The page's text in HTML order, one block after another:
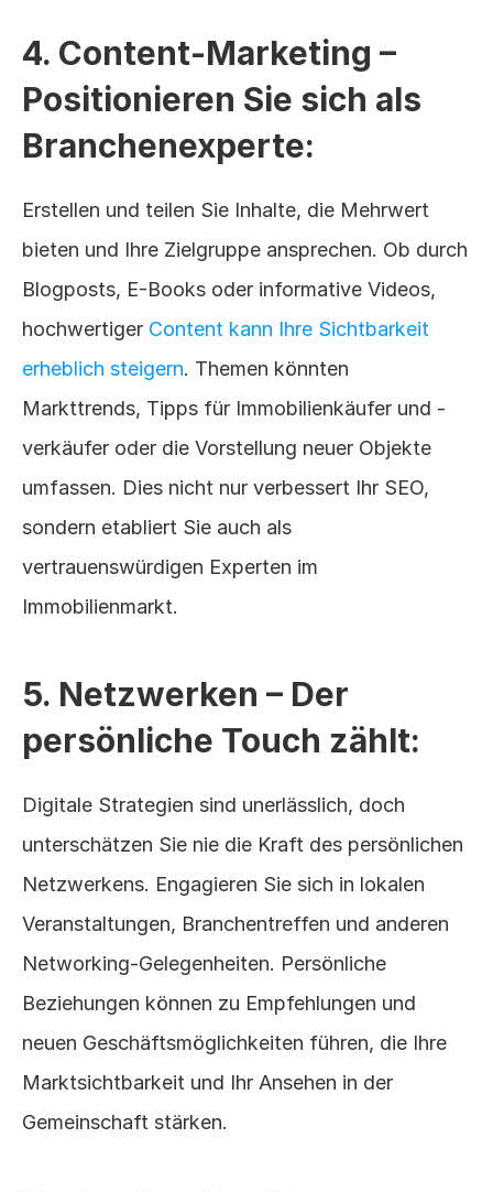
4. Content-Marketing –
Positionieren Sie sich als
Branchenexperte:
Erstellen und teilen Sie Inhalte, die Mehrwert
bieten und Ihre Zielgruppe ansprechen. Ob durch
Blogposts, E-Books oder informative Videos,
hochwertiger Content kann Ihre Sichtbarkeit
erheblich steigern. Themen könnten
Markttrends, Tipps für Immobilienkäufer und -
verkäufer oder die Vorstellung neuer Objekte
umfassen. Dies nicht nur verbessert Ihr SEO,
sondern etabliert Sie auch als
vertrauenswürdigen Experten im
Immobilienmarkt.
5. Netzwerken – Der
persönliche Touch zählt:
Digitale Strategien sind unerlässlich, doch
unterschätzen Sie nie die Kraft des persönlichen
Netzwerkens. Engagieren Sie sich in lokalen
Veranstaltungen, Branchentreffen und anderen
Networking-Gelegenheiten. Persönliche
Beziehungen können zu Empfehlungen und
neuen Geschäftsmöglichkeiten führen, die Ihre
Marktsichtbarkeit und Ihr Ansehen in der
Gemeinschaft stärken.